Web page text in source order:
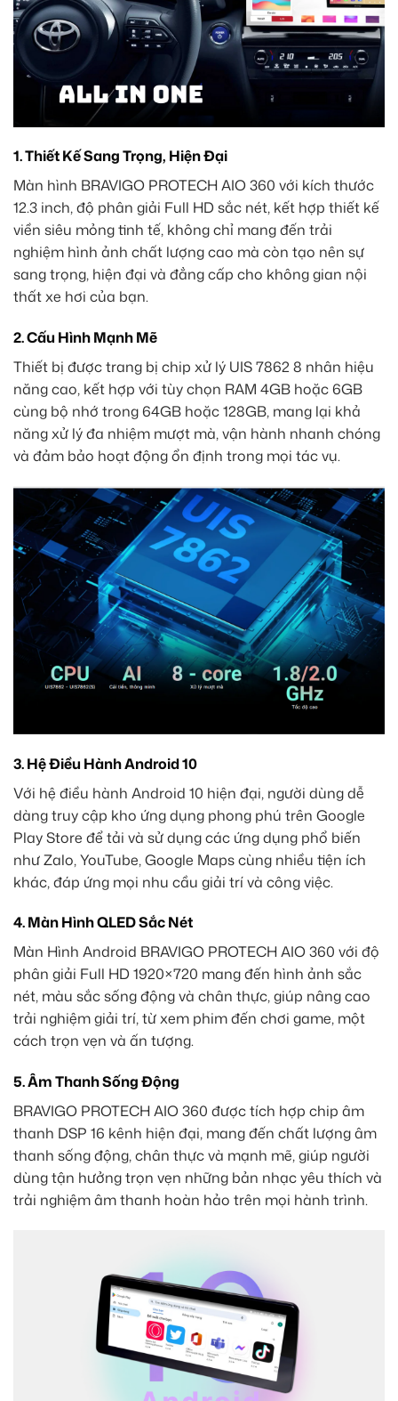
1. Thiết Kế Sang Trọng, Hiện Đại
Màn hình BRAVIGO PROTECH AIO 360 với kích thước
12.3 inch, độ phân giải Full HD sắc nét, kết hợp thiết kế
viền siêu mỏng tinh tế, không chỉ mang đến trải
nghiệm hình ảnh chất lượng cao mà còn tạo nên sự
sang trọng, hiện đại và đẳng cấp cho không gian nội
thất xe hơi của bạn.
2. Cấu Hình Mạnh Mẽ
Thiết bị được trang bị chip xử lý UIS 7862 8 nhân hiệu
năng cao, kết hợp với tùy chọn RAM 4GB hoặc 6GB
cùng bộ nhớ trong 64GB hoặc 128GB, mang lại khả
năng xử lý đa nhiệm mượt mà, vận hành nhanh chóng
và đảm bảo hoạt động ổn định trong mọi tác vụ.
3. Hệ Điều Hành Android 10
Với hệ điều hành Android 10 hiện đại, người dùng dễ
dàng truy cập kho ứng dụng phong phú trên Google
Play Store để tải và sử dụng các ứng dụng phổ biến
như Zalo, YouTube, Google Maps cùng nhiều tiện ích
khác, đáp ứng mọi nhu cầu giải trí và công việc.
4. Màn Hình QLED Sắc Nét
Màn Hình Android BRAVIGO PROTECH AIO 360 với độ
phân giải Full HD 1920×720 mang đến hình ảnh sắc
nét, màu sắc sống động và chân thực, giúp nâng cao
trải nghiệm giải trí, từ xem phim đến chơi game, một
cách trọn vẹn và ấn tượng.
5. Âm Thanh Sống Động
BRAVIGO PROTECH AIO 360 được tích hợp chip âm
thanh DSP 16 kênh hiện đại, mang đến chất lượng âm
thanh sống động, chân thực và mạnh mẽ, giúp người
dùng tận hưởng trọn vẹn những bản nhạc yêu thích và
trải nghiệm âm thanh hoàn hảo trên mọi hành trình.